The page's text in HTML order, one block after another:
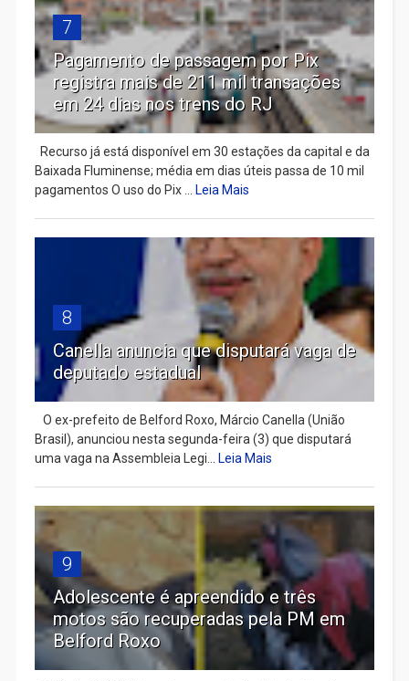
7
Pagamento de passagem por Pix
registra mais de 211 mil transações
em 24 dias nos trens do RJ
Recurso já está disponível em 30 estações da capital e da
Baixada Fluminense; média em dias úteis passa de 10 mil
pagamentos O uso do Pix ...
Leia Mais
8
Canella anuncia que disputará vaga de
deputado estadual
​ O ex-prefeito de Belford Roxo, Márcio Canella (União
Brasil), anunciou nesta segunda-feira (3) que disputará
uma vaga na Assembleia Legi...
Leia Mais
9
Adolescente é apreendido e três
motos são recuperadas pela PM em
Belford Roxo